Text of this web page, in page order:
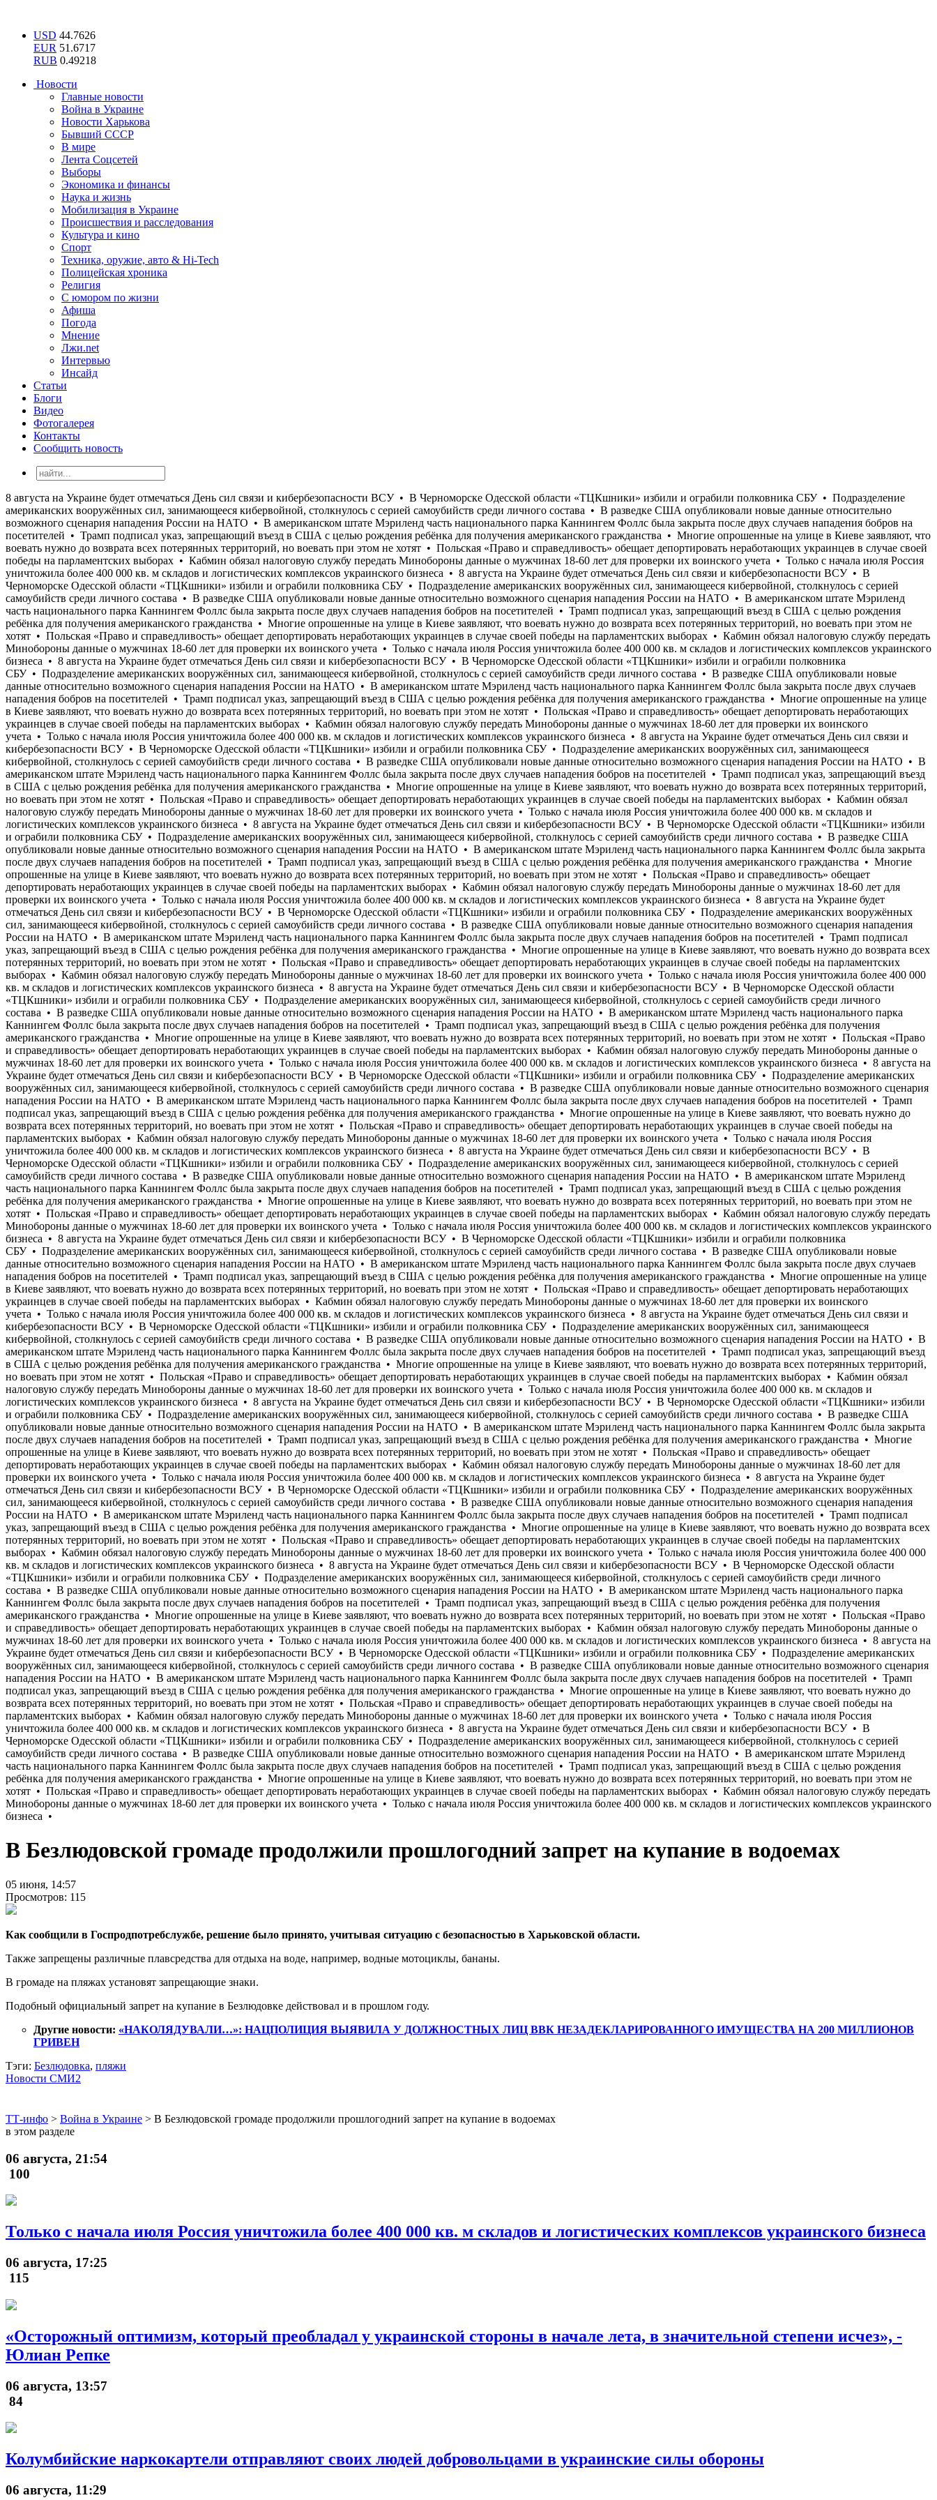
USD 44.7626
EUR 51.6717
RUB 0.49218
Новости
Главные новости
Война в Украине
Новости Харькова
Бывший СССР
В мире
Лента Соцсетей
Выборы
Экономика и финансы
Наука и жизнь
Мобилизация в Украине
Происшествия и расследования
Культура и кино
Спорт
Техника, оружие, авто & Hi-Tech
Полицейская хроника
Религия
С юмором по жизни
Афиша
Погода
Мнение
Лжи.net
Интервью
Инсайд
Статьи
Блоги
Видео
Фотогалерея
Контакты
Сообщить новость
8 августа на Украине будет отмечаться День сил связи и кибербезопасности ВСУ • В Черноморске Одесской области «ТЦКшники» избили и ограбили полковника СБУ • Подразделение американских вооружённых сил, занимающееся кибервойной, столкнулось с серией самоубийств среди личного состава • В разведке США опубликовали новые данные относительно возможного сценария нападения России на НАТО • В американском штате Мэриленд часть национального парка Каннингем Фоллс была закрыта после двух случаев нападения бобров на посетителей • Трамп подписал указ, запрещающий въезд в США с целью рождения ребёнка для получения американского гражданства • Многие опрошенные на улице в Киеве заявляют, что воевать нужно до возврата всех потерянных территорий, но воевать при этом не хотят • Польская «Право и справедливость» обещает депортировать неработающих украинцев в случае своей победы на парламентских выборах • Кабмин обязал налоговую службу передать Минобороны данные о мужчинах 18-60 лет для проверки их воинского учета • Только с начала июля Россия уничтожила более 400 000 кв. м складов и логистических комплексов украинского бизнеса • 8 августа на Украине будет отмечаться День сил связи и кибербезопасности ВСУ • В Черноморске Одесской области «ТЦКшники» избили и ограбили полковника СБУ • Подразделение американских вооружённых сил, занимающееся кибервойной, столкнулось с серией самоубийств среди личного состава • В разведке США опубликовали новые данные относительно возможного сценария нападения России на НАТО • В американском штате Мэриленд часть национального парка Каннингем Фоллс была закрыта после двух случаев нападения бобров на посетителей • Трамп подписал указ, запрещающий въезд в США с целью рождения ребёнка для получения американского гражданства • Многие опрошенные на улице в Киеве заявляют, что воевать нужно до возврата всех потерянных территорий, но воевать при этом не хотят • Польская «Право и справедливость» обещает депортировать неработающих украинцев в случае своей победы на парламентских выборах • Кабмин обязал налоговую службу передать Минобороны данные о мужчинах 18-60 лет для проверки их воинского учета • Только с начала июля Россия уничтожила более 400 000 кв. м складов и логистических комплексов украинского бизнеса • 8 августа на Украине будет отмечаться День сил связи и кибербезопасности ВСУ • В Черноморске Одесской области «ТЦКшники» избили и ограбили полковника СБУ • Подразделение американских вооружённых сил, занимающееся кибервойной, столкнулось с серией самоубийств среди личного состава • В разведке США опубликовали новые данные относительно возможного сценария нападения России на НАТО • В американском штате Мэриленд часть национального парка Каннингем Фоллс была закрыта после двух случаев нападения бобров на посетителей • Трамп подписал указ, запрещающий въезд в США с целью рождения ребёнка для получения американского гражданства • Многие опрошенные на улице в Киеве заявляют, что воевать нужно до возврата всех потерянных территорий, но воевать при этом не хотят • Польская «Право и справедливость» обещает депортировать неработающих украинцев в случае своей победы на парламентских выборах • Кабмин обязал налоговую службу передать Минобороны данные о мужчинах 18-60 лет для проверки их воинского учета • Только с начала июля Россия уничтожила более 400 000 кв. м складов и логистических комплексов украинского бизнеса • 8 августа на Украине будет отмечаться День сил связи и кибербезопасности ВСУ • В Черноморске Одесской области «ТЦКшники» избили и ограбили полковника СБУ • Подразделение американских вооружённых сил, занимающееся кибервойной, столкнулось с серией самоубийств среди личного состава • В разведке США опубликовали новые данные относительно возможного сценария нападения России на НАТО • В американском штате Мэриленд часть национального парка Каннингем Фоллс была закрыта после двух случаев нападения бобров на посетителей • Трамп подписал указ, запрещающий въезд в США с целью рождения ребёнка для получения американского гражданства • Многие опрошенные на улице в Киеве заявляют, что воевать нужно до возврата всех потерянных территорий, но воевать при этом не хотят • Польская «Право и справедливость» обещает депортировать неработающих украинцев в случае своей победы на парламентских выборах • Кабмин обязал налоговую службу передать Минобороны данные о мужчинах 18-60 лет для проверки их воинского учета • Только с начала июля Россия уничтожила более 400 000 кв. м складов и логистических комплексов украинского бизнеса • 8 августа на Украине будет отмечаться День сил связи и кибербезопасности ВСУ • В Черноморске Одесской области «ТЦКшники» избили и ограбили полковника СБУ • Подразделение американских вооружённых сил, занимающееся кибервойной, столкнулось с серией самоубийств среди личного состава • В разведке США опубликовали новые данные относительно возможного сценария нападения России на НАТО • В американском штате Мэриленд часть национального парка Каннингем Фоллс была закрыта после двух случаев нападения бобров на посетителей • Трамп подписал указ, запрещающий въезд в США с целью рождения ребёнка для получения американского гражданства • Многие опрошенные на улице в Киеве заявляют, что воевать нужно до возврата всех потерянных территорий, но воевать при этом не хотят • Польская «Право и справедливость» обещает депортировать неработающих украинцев в случае своей победы на парламентских выборах • Кабмин обязал налоговую службу передать Минобороны данные о мужчинах 18-60 лет для проверки их воинского учета • Только с начала июля Россия уничтожила более 400 000 кв. м складов и логистических комплексов украинского бизнеса • 8 августа на Украине будет отмечаться День сил связи и кибербезопасности ВСУ • В Черноморске Одесской области «ТЦКшники» избили и ограбили полковника СБУ • Подразделение американских вооружённых сил, занимающееся кибервойной, столкнулось с серией самоубийств среди личного состава • В разведке США опубликовали новые данные относительно возможного сценария нападения России на НАТО • В американском штате Мэриленд часть национального парка Каннингем Фоллс была закрыта после двух случаев нападения бобров на посетителей • Трамп подписал указ, запрещающий въезд в США с целью рождения ребёнка для получения американского гражданства • Многие опрошенные на улице в Киеве заявляют, что воевать нужно до возврата всех потерянных территорий, но воевать при этом не хотят • Польская «Право и справедливость» обещает депортировать неработающих украинцев в случае своей победы на парламентских выборах • Кабмин обязал налоговую службу передать Минобороны данные о мужчинах 18-60 лет для проверки их воинского учета • Только с начала июля Россия уничтожила более 400 000 кв. м складов и логистических комплексов украинского бизнеса • 8 августа на Украине будет отмечаться День сил связи и кибербезопасности ВСУ • В Черноморске Одесской области «ТЦКшники» избили и ограбили полковника СБУ • Подразделение американских вооружённых сил, занимающееся кибервойной, столкнулось с серией самоубийств среди личного состава • В разведке США опубликовали новые данные относительно возможного сценария нападения России на НАТО • В американском штате Мэриленд часть национального парка Каннингем Фоллс была закрыта после двух случаев нападения бобров на посетителей • Трамп подписал указ, запрещающий въезд в США с целью рождения ребёнка для получения американского гражданства • Многие опрошенные на улице в Киеве заявляют, что воевать нужно до возврата всех потерянных территорий, но воевать при этом не хотят • Польская «Право и справедливость» обещает депортировать неработающих украинцев в случае своей победы на парламентских выборах • Кабмин обязал налоговую службу передать Минобороны данные о мужчинах 18-60 лет для проверки их воинского учета • Только с начала июля Россия уничтожила более 400 000 кв. м складов и логистических комплексов украинского бизнеса • 8 августа на Украине будет отмечаться День сил связи и кибербезопасности ВСУ • В Черноморске Одесской области «ТЦКшники» избили и ограбили полковника СБУ • Подразделение американских вооружённых сил, занимающееся кибервойной, столкнулось с серией самоубийств среди личного состава • В разведке США опубликовали новые данные относительно возможного сценария нападения России на НАТО • В американском штате Мэриленд часть национального парка Каннингем Фоллс была закрыта после двух случаев нападения бобров на посетителей • Трамп подписал указ, запрещающий въезд в США с целью рождения ребёнка для получения американского гражданства • Многие опрошенные на улице в Киеве заявляют, что воевать нужно до возврата всех потерянных территорий, но воевать при этом не хотят • Польская «Право и справедливость» обещает депортировать неработающих украинцев в случае своей победы на парламентских выборах • Кабмин обязал налоговую службу передать Минобороны данные о мужчинах 18-60 лет для проверки их воинского учета • Только с начала июля Россия уничтожила более 400 000 кв. м складов и логистических комплексов украинского бизнеса • 8 августа на Украине будет отмечаться День сил связи и кибербезопасности ВСУ • В Черноморске Одесской области «ТЦКшники» избили и ограбили полковника СБУ • Подразделение американских вооружённых сил, занимающееся кибервойной, столкнулось с серией самоубийств среди личного состава • В разведке США опубликовали новые данные относительно возможного сценария нападения России на НАТО • В американском штате Мэриленд часть национального парка Каннингем Фоллс была закрыта после двух случаев нападения бобров на посетителей • Трамп подписал указ, запрещающий въезд в США с целью рождения ребёнка для получения американского гражданства • Многие опрошенные на улице в Киеве заявляют, что воевать нужно до возврата всех потерянных территорий, но воевать при этом не хотят • Польская «Право и справедливость» обещает депортировать не
В Безлюдовской громаде продолжили прошлогодний запрет на купание в водоемах
05 июня, 14:57
Просмотров: 115
Как сообщили в Госпродпотребслужбе, решение было принято, учитывая ситуацию с безопасностью в Харьковской области.
Также запрещены различные плавсредства для отдыха на воде, например, водные мотоциклы, бананы.
В громаде на пляжах установят запрещающие знаки.
Подобный официальный запрет на купание в Безлюдовке действовал и в прошлом году.
Другие новости: «НАКОЛЯДУВАЛИ…»: НАЦПОЛИЦИЯ ВЫЯВИЛА У ДОЛЖНОСТНЫХ ЛИЦ ВВК НЕЗАДЕКЛАРИРОВАННОГО ИМУЩЕСТВА НА 200 МИЛЛИОНОВ
ГРИВЕН
Тэги: Безлюдовка, пляжи
Новости СМИ2
ТТ-инфо > Война в Украине > В Безлюдовской громаде продолжили прошлогодний запрет на купание в водоемах
в этом разделе
06 августа, 21:54
100
Только с начала июля Россия уничтожила более 400 000 кв. м складов и логистических комплексов украинского бизнеса
06 августа, 17:25
115
«Осторожный оптимизм, который преобладал у украинской стороны в начале лета, в значительной степени исчез», -
Юлиан Репке
06 августа, 13:57
84
Колумбийские наркокартели отправляют своих людей добровольцами в украинские силы обороны
06 августа, 11:29